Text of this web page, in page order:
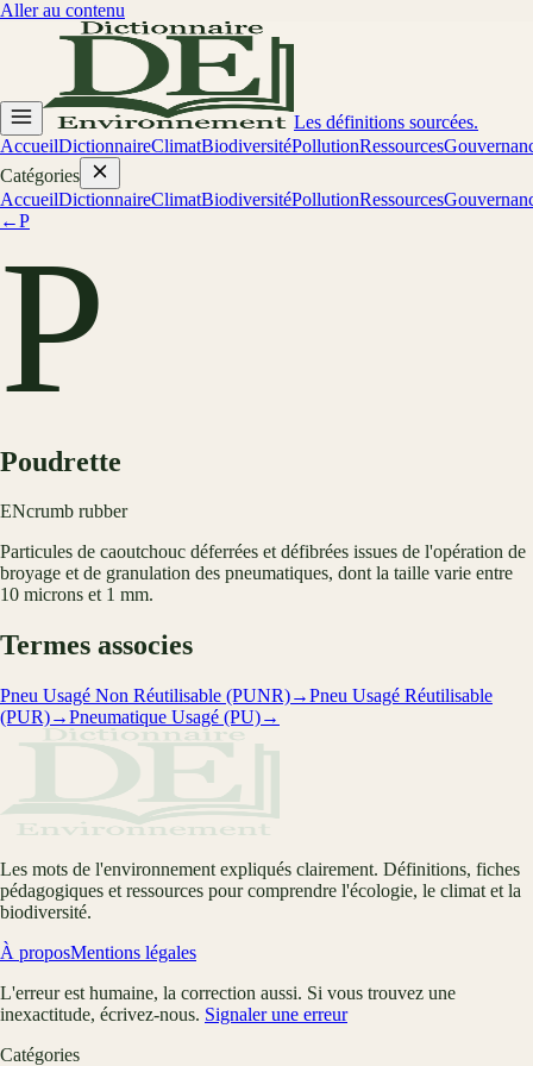
Aller au contenu
Les définitions sourcées.
AccueilDictionnaireClimatBiodiversitéPollutionRessources
Catégories
AccueilDictionnaireClimatBiodiversitéPollutionRessources
←P
P
Poudrette
ENcrumb rubber
Particules de caoutchouc déferrées et défibrées issues de l'opération de
broyage et de granulation des pneumatiques, dont la taille varie entre
10 microns et 1 mm.
Termes associes
Pneu Usagé Non Réutilisable (PUNR)→Pneu Usagé Réutilisable
(PUR)→Pneumatique Usagé (PU)→
Les mots de l'environnement expliqués clairement. Définitions, fiches
pédagogiques et ressources pour comprendre l'écologie, le climat et la
biodiversité.
À proposMentions légales
L'erreur est humaine, la correction aussi. Si vous trouvez une
inexactitude, écrivez-nous. Signaler une erreur
Catégories